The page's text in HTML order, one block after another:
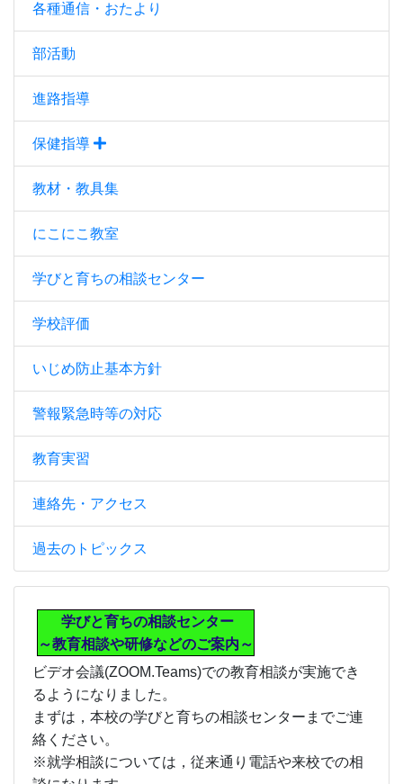
各種通信・おたより
部活動
進路指導
保健指導
教材・教具集
にこにこ教室
学びと育ちの相談センター
学校評価
いじめ防止基本方針
警報緊急時等の対応
教育実習
連絡先・アクセス
過去のトピックス
学びと育ちの相談センター
～教育相談や研修などのご案内～
ビデオ会議(ZOOM.Teams)での教育相談が実施でき
るようになりました。
まずは，本校の学びと育ちの相談センターまでご連
絡ください。
※就学相談については，従来通り電話や来校での相